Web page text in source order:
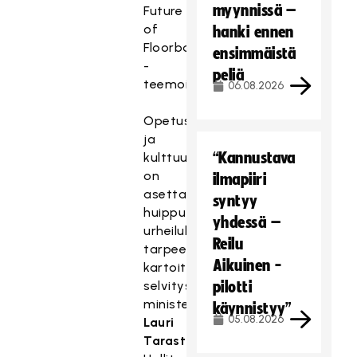
Future
of
Floorball
-
teemoista.
Opetus-
ja
kulttuuriministeriö
on
asettanut
huippu-
urheilulain
tarpeellisuutta
kartoittavaksi
selvityshenkilöksi
ministeri
Lauri
Tarastin
myynnissä –
hanki ennen
ensimmäistä
peliä
06.08.2026
“Kannustava
ilmapiiri
syntyy
yhdessä –
Reilu
Aikuinen -
pilotti
käynnistyy”
05.08.2026